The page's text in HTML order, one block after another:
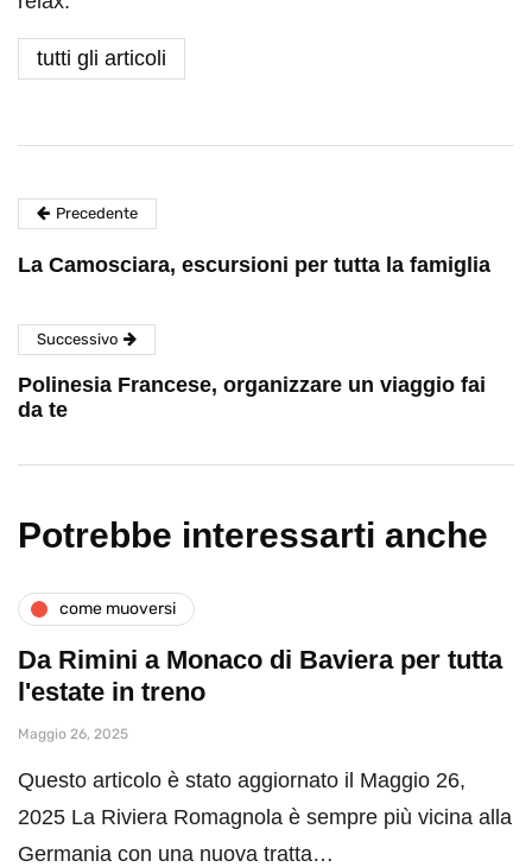
tutti gli articoli
Precedente
La Camosciara, escursioni per tutta la famiglia
Successivo
Polinesia Francese, organizzare un viaggio fai
da te
Potrebbe interessarti anche
come muoversi
Da Rimini a Monaco di Baviera per tutta
l'estate in treno
Maggio 26, 2025
Questo articolo è stato aggiornato il Maggio 26,
2025 La Riviera Romagnola è sempre più vicina alla
Germania con una nuova tratta…